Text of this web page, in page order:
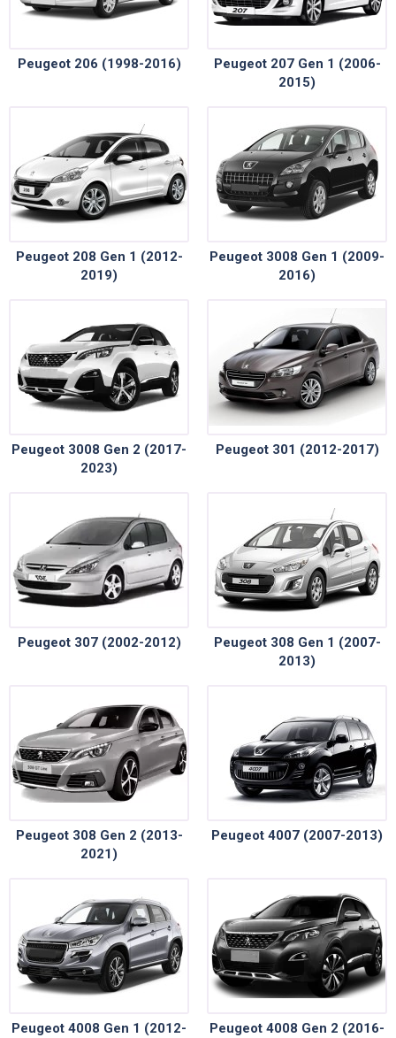
Peugeot 206 (1998-2016)
Peugeot 207 Gen 1 (2006-
2015)
Peugeot 208 Gen 1 (2012-
2019)
Peugeot 3008 Gen 1 (2009-
2016)
Peugeot 3008 Gen 2 (2017-
2023)
Peugeot 301 (2012-2017)
Peugeot 307 (2002-2012)
Peugeot 308 Gen 1 (2007-
2013)
Peugeot 308 Gen 2 (2013-
2021)
Peugeot 4007 (2007-2013)
Peugeot 4008 Gen 1 (2012-
Peugeot 4008 Gen 2 (2016-